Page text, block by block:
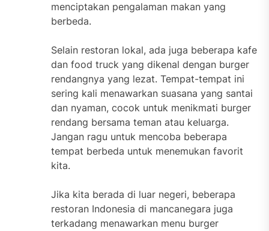
menciptakan pengalaman makan yang
berbeda.
Selain restoran lokal, ada juga beberapa kafe
dan food truck yang dikenal dengan burger
rendangnya yang lezat. Tempat-tempat ini
sering kali menawarkan suasana yang santai
dan nyaman, cocok untuk menikmati burger
rendang bersama teman atau keluarga.
Jangan ragu untuk mencoba beberapa
tempat berbeda untuk menemukan favorit
kita.
Jika kita berada di luar negeri, beberapa
restoran Indonesia di mancanegara juga
terkadang menawarkan menu burger